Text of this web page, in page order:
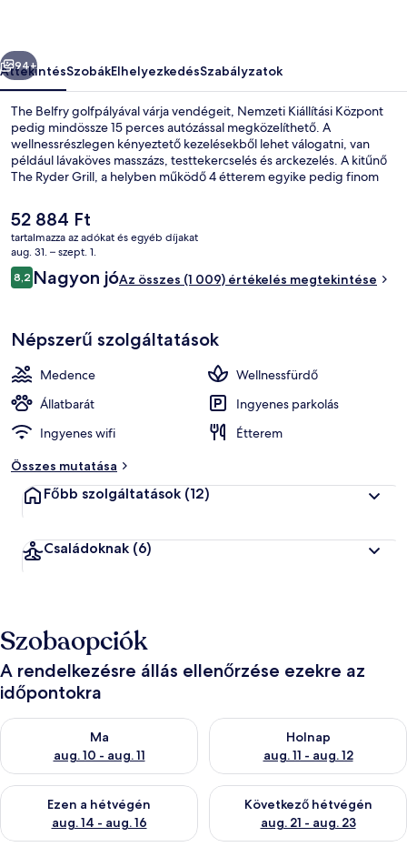
Következő
94+
ÁttekintésSzobákElhelyezkedésSzabályzatok
The Belfry golfpályával várja vendégeit, Nemzeti Kiállítási Központ
pedig mindössze 15 perces autózással megközelíthető. A
wellnessrészlegen kényeztető kezelésekből lehet válogatni, van
például lávaköves masszázs, testtekercselés és arckezelés. A kitűnő
The Ryder Grill, a helyben működő 4 étterem egyike pedig finom
vacsorára. A szálláshely 2 bár/társalgó, beltéri medence és
edzőterem jóvoltából még nívósabb. Más utazók imádják a hely
következó jellemzőit: segítőkész személyzet.
A
jelenlegi
ár
52 884 Ft
52 884 Ft
tartalmazza az adókat és egyéb díjakat
aug. 31. – szept. 1.
Értékelések
8,28,2 ennyiből: 10
Nagyon jóAz összes (1 009) értékelés megtekintése
Népszerű szolgáltatások
Medence
Wellnessfürdő
Állatbarát
Ingyenes parkolás
Ingyenes wifi
Étterem
Összes mutatása
Főbb szolgáltatások (12)
Családoknak (6)
Szobaopciók
A rendelkezésre állás ellenőrzése ezekre az
időpontokra
Ma
aug. 10 - aug. 11
A ma esti rendelkezésre állás ellenőrzése: aug. 10 - aug. 11
Holnap
aug. 11 - aug. 12
A holnapi rendelkezésre állás
Ezen a hétvégén
aug. 14 - aug. 16
A mostani hétvégi rendelkezésre állás ellenőrzése: aug. 14 -
Következő hétvégén
aug. 21 - aug. 23
A következő hétvégi